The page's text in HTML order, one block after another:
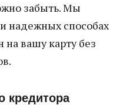
забыть. Мы
надежных способах
вашу карту без
кредитора